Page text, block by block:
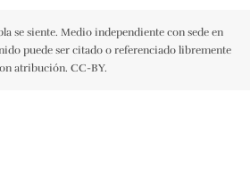
se siente. Medio independiente con sede en
puede ser citado o referenciado libremente
atribución. CC-BY.